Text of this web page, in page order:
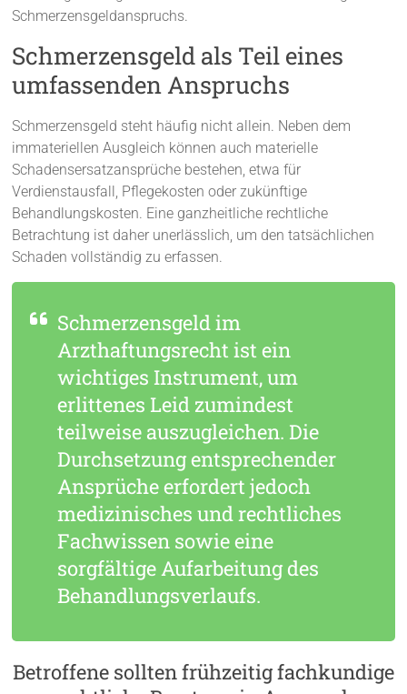
Schmerzensgeldanspruchs.
Schmerzensgeld als Teil eines
umfassenden Anspruchs
Schmerzensgeld steht häufig nicht allein. Neben dem
immateriellen Ausgleich können auch materielle
Schadensersatzansprüche bestehen, etwa für
Verdienstausfall, Pflegekosten oder zukünftige
Behandlungskosten. Eine ganzheitliche rechtliche
Betrachtung ist daher unerlässlich, um den tatsächlichen
Schaden vollständig zu erfassen.
Schmerzensgeld im
Arzthaftungsrecht ist ein
wichtiges Instrument, um
erlittenes Leid zumindest
teilweise auszugleichen. Die
Durchsetzung entsprechender
Ansprüche erfordert jedoch
medizinisches und rechtliches
Fachwissen sowie eine
sorgfältige Aufarbeitung des
Behandlungsverlaufs.
Betroffene sollten frühzeitig fachkundige